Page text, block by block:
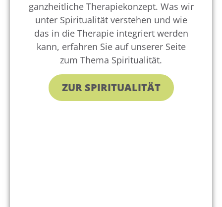
ganzheitliche Therapiekonzept. Was wir
unter Spiritualität verstehen und wie
das in die Therapie integriert werden
kann, erfahren Sie auf unserer Seite
zum Thema Spiritualität.
ZUR SPIRITUALITÄT